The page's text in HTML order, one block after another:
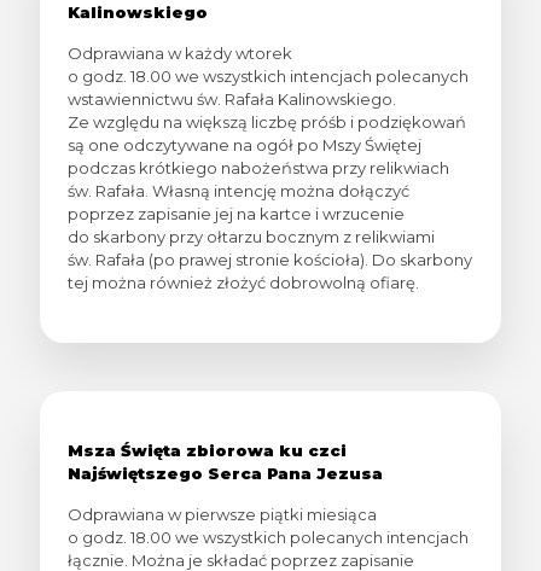
Kalinowskiego
Odprawiana w każdy wtorek
o godz. 18.00 we wszystkich intencjach polecanych
wstawiennictwu św. Rafała Kalinowskiego.
Ze względu na większą liczbę próśb i podziękowań
są one odczytywane na ogół po Mszy Świętej
podczas krótkiego nabożeństwa przy relikwiach
św. Rafała. Własną intencję można dołączyć
poprzez zapisanie jej na kartce i wrzucenie
do skarbony przy ołtarzu bocznym z relikwiami
św. Rafała (po prawej stronie kościoła). Do skarbony
tej można również złożyć dobrowolną ofiarę.
Msza Święta zbiorowa ku czci
Najświętszego Serca Pana Jezusa
Odprawiana w pierwsze piątki miesiąca
o godz. 18.00 we wszystkich polecanych intencjach
łącznie. Można je składać poprzez zapisanie